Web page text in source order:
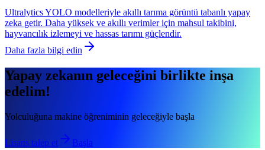
Ultralytics YOLO modelleriyle akıllı tarıma görüntü tabanlı yapay
zeka getir. Daha yüksek ve akıllı verimler için mahsul takibini,
hayvancılık izlemeyi ve hassas tarımı güçlendir.
Daha fazla bilgi edin
Yapay zekanın geleceğini birlikte inşa
edelim!
Yolculuğuna makine öğreniminin geleceğiyle başla
Lisans talep et Başla